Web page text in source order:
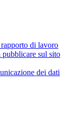
di lavoro
pubblicare sul sito
dei dati